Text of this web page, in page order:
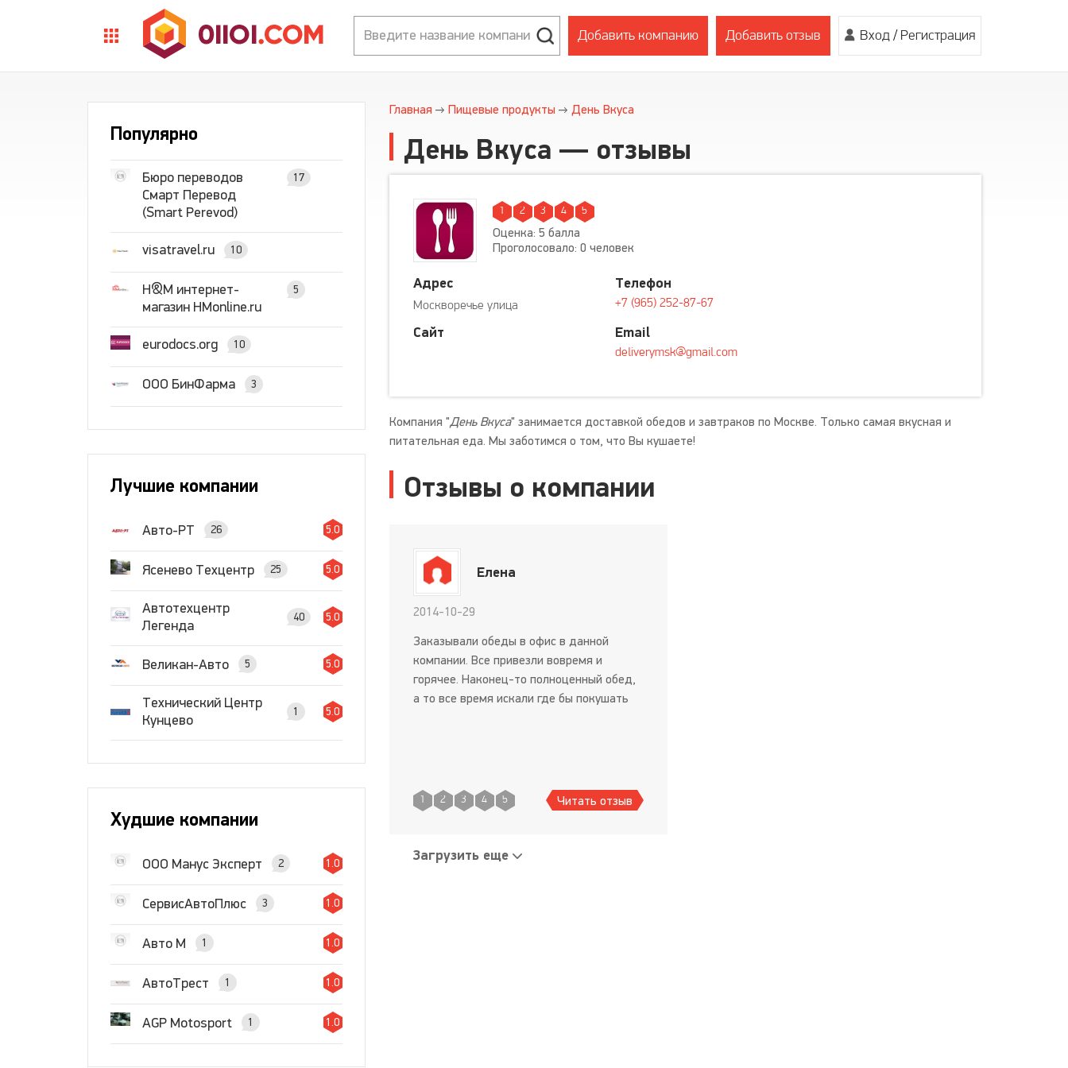
Добавить компанию Добавить отзыв Вход/ Регистрация
Популярно
Бюро переводов
Смарт Перевод
(Smart Perevod)
17
visatravel.ru 10
H&M интернет-
магазин HMonline.ru
5
eurodocs.org 10
ООО БинФарма 3
Лучшие компании
Авто-РТ 26 5.0
Ясенево Техцентр 25 5.0
Автотехцентр
Легенда
40 5.0
Великан-Авто 5 5.0
Технический Центр
Кунцево
1 5.0
Худшие компании
ООО Манус Эксперт 2 1.0
СервисАвтоПлюс 3 1.0
Авто М 1 1.0
АвтоТрест 1 1.0
AGP Motosport 1 1.0
Главная Пищевые продукты День Вкуса
День Вкуса — отзывы
1 2 3 4 5
Оценка: 5 балла
Проголосовало: 0 человек
Адрес
Москворечье улица
Телефон
+7 (965) 252-87-67
Сайт Email
deliverymsk@gmail.com
Компания "День Вкуса" занимается доставкой обедов и завтраков по Москве. Только самая вкусная и
питательная еда. Мы заботимся о том, что Вы кушаете!
Отзывы о компании
Елена
2014-10-29
Заказывали обеды в офис в данной
компании. Все привезли вовремя и
горячее. Наконец-то полноценный обед,
а то все время искали где бы покушать
1 2 3 4 5 Читать отзыв
Загрузить еще